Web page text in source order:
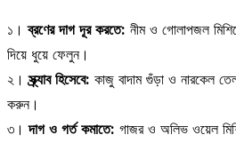
১।ব্রণের দাগ দূর করতে: নীম ও গোলাপজল
দিয়ে ধুয়ে ফেলুন।
২।স্ক্র্যাব হিসেবে: কাজু বাদাম গুঁড়া ও নারকেল
করুন।
৩।দাগ ও গর্ত কমাতে: গাজর ও অলিভ ওয়েল